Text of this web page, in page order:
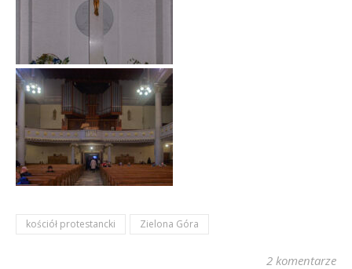
kościół protestancki Zielona Góra
2 komentarze